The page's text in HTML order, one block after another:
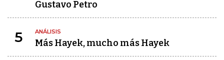
Gustavo Petro
5 ANÁLISIS
Más Hayek, mucho más Hayek